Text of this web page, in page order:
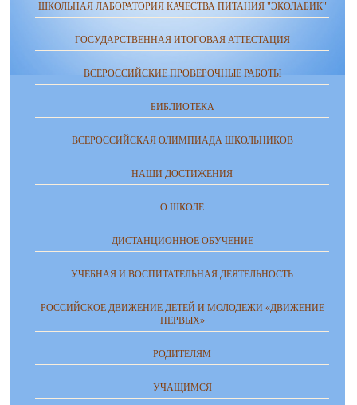
ШКОЛЬНАЯ ЛАБОРАТОРИЯ КАЧЕСТВА ПИТАНИЯ "ЭКОЛАБИК"
ГОСУДАРСТВЕННАЯ ИТОГОВАЯ АТТЕСТАЦИЯ
ВСЕРОССИЙСКИЕ ПРОВЕРОЧНЫЕ РАБОТЫ
БИБЛИОТЕКА
ВСЕРОССИЙСКАЯ ОЛИМПИАДА ШКОЛЬНИКОВ
НАШИ ДОСТИЖЕНИЯ
О ШКОЛЕ
ДИСТАНЦИОННОЕ ОБУЧЕНИЕ
УЧЕБНАЯ И ВОСПИТАТЕЛЬНАЯ ДЕЯТЕЛЬНОСТЬ
РОССИЙСКОЕ ДВИЖЕНИЕ ДЕТЕЙ И МОЛОДЕЖИ «ДВИЖЕНИЕ
ПЕРВЫХ»
РОДИТЕЛЯМ
УЧАЩИМСЯ